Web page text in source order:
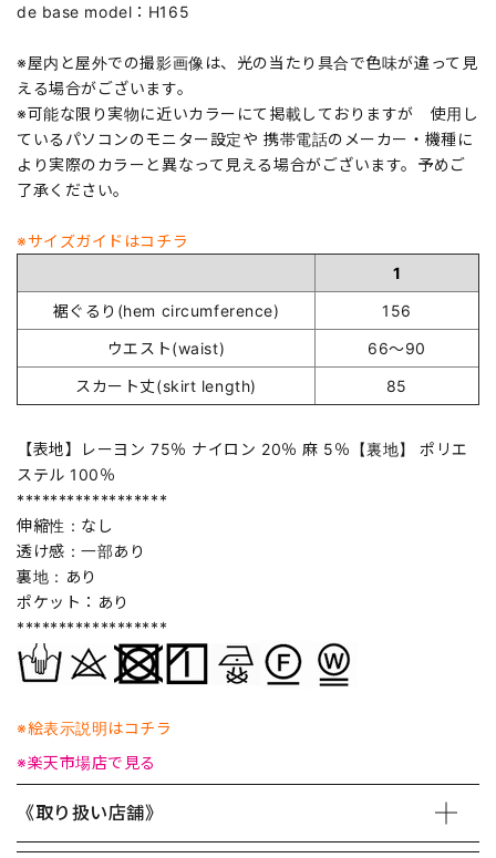
de base model：H165
※屋内と屋外での撮影画像は、光の当たり具合で色味が違って見
える場合がございます。
※可能な限り実物に近いカラーにて掲載しておりますが 使用し
ているパソコンのモニター設定や 携帯電話のメーカー・機種に
より実際のカラーと異なって見える場合がございます。予めご
了承ください。
※サイズガイドはコチラ
1
裾ぐるり(hem circumference)
156
ウエスト(waist)
66～90
スカート丈(skirt length)
85
【表地】レーヨン 75％ ナイロン 20％ 麻 5％【裏地】 ポリエ
ステル 100％
******************
伸縮性：なし
透け感：一部あり
裏地：あり
ポケット：あり
******************
※絵表示説明はコチラ
※楽天市場店で見る
《取り扱い店舗》